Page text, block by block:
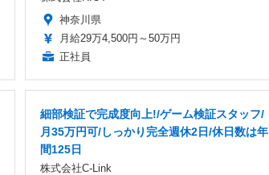
神奈川県
月給29万4,500円～50万円
正社員
細部検証で完成度向上!/ゲーム検証スタッフ/
月35万円可/しっかり完全週休2日/休日数は年
間125日
株式会社C-Link